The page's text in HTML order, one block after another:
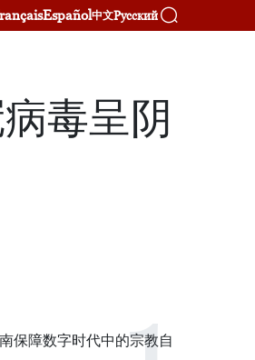
Español中文Русский
毒呈阴
保障数字时代中的宗教自